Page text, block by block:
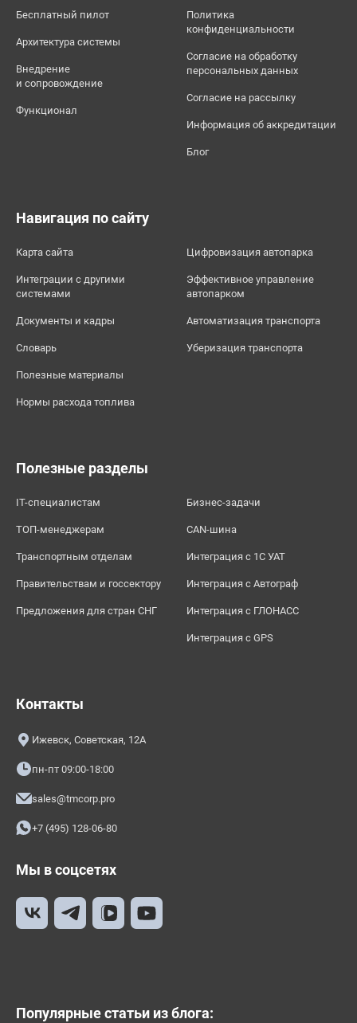
Бесплатный пилот
Архитектура системы
Внедрение
и сопровождение
Функционал
Политика
конфиденциальности
Согласие на обработку
персональных данных
Согласие на рассылку
Информация об аккредитации
Блог
Навигация по сайту
Карта сайта
Интеграции с другими
системами
Документы и кадры
Словарь
Полезные материалы
Нормы расхода топлива
Цифровизация автопарка
Эффективное управление
автопарком
Автоматизация транспорта
Уберизация транспорта
Полезные разделы
IT-специалистам
ТОП-менеджерам
Транспортным отделам
Правительствам и госсектору
Предложения для стран СНГ
Бизнес-задачи
CAN-шина
Интеграция с 1С УАТ
Интеграция с Автограф
Интеграция с ГЛОНАСС
Интеграция с GPS
Контакты
Ижевск, Советская, 12А
пн-пт 09:00-18:00
sales@tmcorp.pro
+7 (495) 128-06-80
Мы в соцсетях
Популярные статьи из блога: